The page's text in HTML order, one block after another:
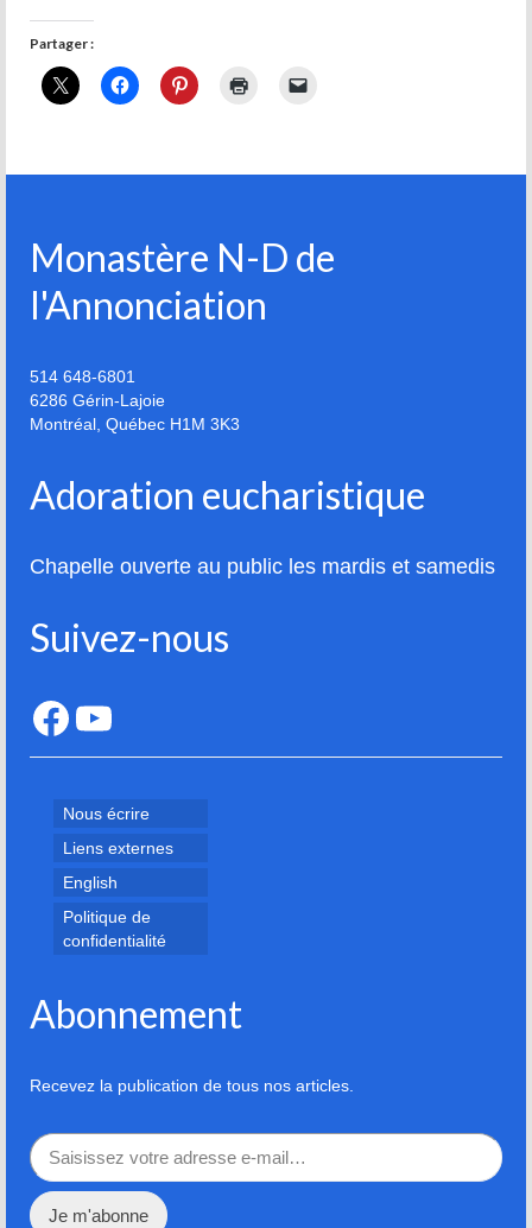
Partager :
Monastère N-D de
l'Annonciation
514 648-6801
6286 Gérin-Lajoie
Montréal, Québec H1M 3K3
Adoration eucharistique
Chapelle ouverte au public les mardis et samedis
Suivez-nous
Facebook
YouTube
Nous écrire
Liens externes
English
Politique de
confidentialité
Abonnement
Recevez la publication de tous nos articles.
Saisissez votre adresse e-mail…
Je m'abonne